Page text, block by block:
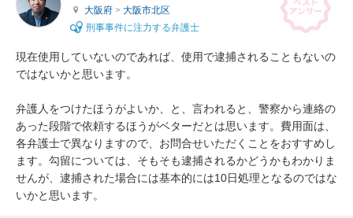
大阪府 > 大阪市北区
刑事事件に注力する弁護士
現在使用していないのであれば、使用で逮捕されることもないの
ではないかと思います。
弁護人をつけたほうがよいか、と、言われると、警察から連絡の
あった段階で依頼するほうがベターだとは思います。費用面は、
各弁護士で異なりますので、お問合せいただくことをおすすめし
ます。勾留については、そもそも逮捕されるかどうかもわかりま
せんが、逮捕された場合には基本的には10日処理となるのではな
いかと思います。